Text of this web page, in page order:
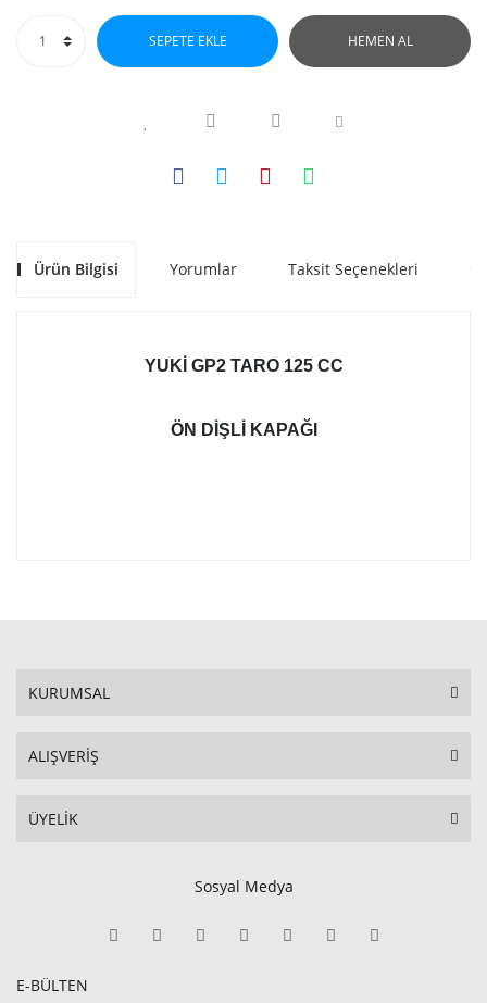
SEPETE EKLE HEMEN AL
Ürün Bilgisi Yorumlar Taksit Seçenekleri
YUKI GP2 TARO 125 CC
ÖN DIŞLI KAPAĞI
KURUMSAL
ALIŞVERİŞ
ÜYELİK
Sosyal Medya
E-BÜLTEN